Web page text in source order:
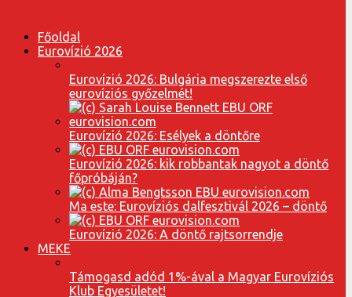
Főoldal
Eurovízió 2026
Eurovízió 2026: Bulgária megszerezte első
eurovíziós győzelmét!
Eurovízió 2026: Esélyek a döntőre
Eurovízió 2026: kik robbantak nagyot a döntő
főpróbáján?
Ma este: Eurovíziós dalfesztivál 2026 – döntő
Eurovízió 2026: A döntő rajtsorrendje
MEKE
Támogasd adód 1%-ával a Magyar Eurovíziós
Klub Egyesületet!